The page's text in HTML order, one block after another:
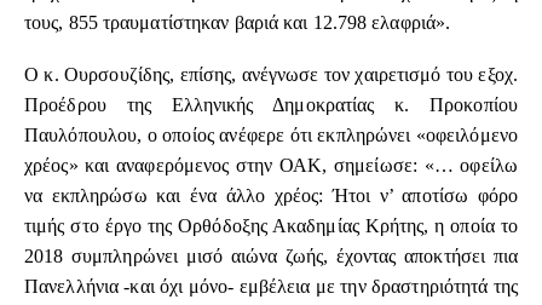
τους, 855 τραυματίστηκαν βαριά και 12.798 ελαφριά».
Ο κ. Ουρσουζίδης, επίσης, ανέγνωσε τον χαιρετισμό του εξοχ.
Προέδρου της Ελληνικής Δημοκρατίας κ. Προκοπίου
Παυλόπουλου, ο οποίος ανέφερε ότι εκπληρώνει «οφειλόμενο
χρέος» και αναφερόμενος στην ΟΑΚ, σημείωσε: «… οφείλω
να εκπληρώσω και ένα άλλο χρέος: Ήτοι ν’ αποτίσω φόρο
τιμής στο έργο της Ορθόδοξης Ακαδημίας Κρήτης, η οποία το
2018 συμπληρώνει μισό αιώνα ζωής, έχοντας αποκτήσει πια
Πανελλήνια -και όχι μόνο- εμβέλεια με την δραστηριότητά της